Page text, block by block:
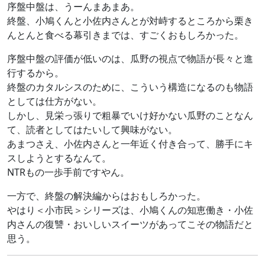
序盤中盤は、うーんまあまあ。
終盤、小鳩くんと小佐内さんとが対峙するところから栗き
んとんと食べる幕引きまでは、すごくおもしろかった。
序盤中盤の評価が低いのは、瓜野の視点で物語が長々と進
行するから。
終盤のカタルシスのために、こういう構造になるのも物語
としては仕方がない。
しかし、見栄っ張りで粗暴でいけ好かない瓜野のことなん
て、読者としてはたいして興味がない。
あまつさえ、小佐内さんと一年近く付き合って、勝手にキ
スしようとするなんて。
NTRもの一歩手前ですやん。
一方で、終盤の解決編からはおもしろかった。
やはり＜小市民＞シリーズは、小鳩くんの知恵働き・小佐
内さんの復讐・おいしいスイーツがあってこその物語だと
思う。